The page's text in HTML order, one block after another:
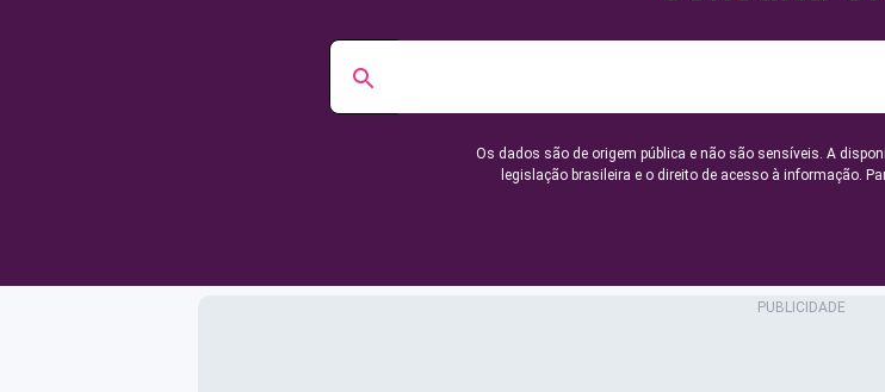
Os dados são de origem pública e não são sensíveis. A
legislação brasileira e o direito de acesso à informação.